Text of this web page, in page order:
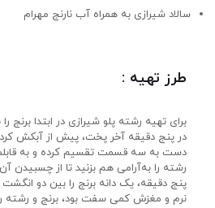
سالاد شیرازی به همراه آب نارنج مهرام
طرز تهیه :
برای تهیه رشته پلو شیرازی در ابتدا برنج
در پنج دقیقه آخر پخت، پیش از آبکش
دست به سه قسمت تقسیم کرده و به
رشته را به‌آرامی هم بزنید تا از چسبیدن
پنج دقیقه، یک دانه برنج را بین دو
نرم و مغزش کمی سفت بود، برنج و رشته